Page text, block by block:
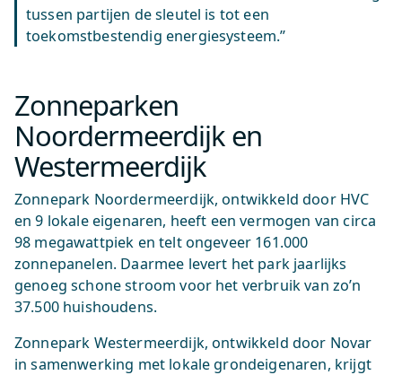
tussen partijen de sleutel is tot een
toekomstbestendig energiesysteem.”
Zonneparken
Noordermeerdijk en
Westermeerdijk
Zonnepark Noordermeerdijk, ontwikkeld door HVC
en 9 lokale eigenaren, heeft een vermogen van circa
98 megawattpiek en telt ongeveer 161.000
zonnepanelen. Daarmee levert het park jaarlijks
genoeg schone stroom voor het verbruik van zo’n
37.500 huishoudens.
Zonnepark Westermeerdijk, ontwikkeld door Novar
in samenwerking met lokale grondeigenaren, krijgt